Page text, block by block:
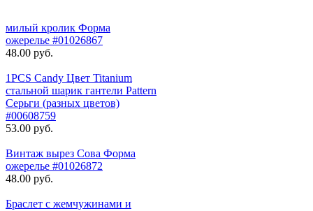
милый кролик Форма
ожерелье #01026867
48.00 руб.
1PCS Candy Цвет Titanium
стальной шарик гантели Pattern
Серьги (разных цветов)
#00608759
53.00 руб.
Винтаж вырез Сова Форма
ожерелье #01026872
48.00 руб.
Браслет с жемчужинами и